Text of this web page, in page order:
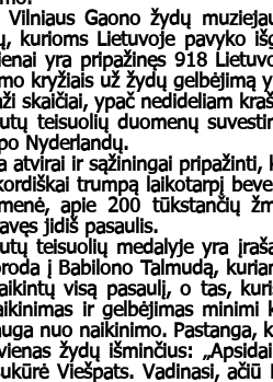
Vilniaus Gaono žydų
kurioms Lietuvoje pavyko
yra pripažinęs 918
kryžiais už žydų gelbėjimą
skaičiai, ypač nedideliam
Nyderlandų.
trumpą laikotarpį
apie 200 tūkstančių
jidiš pasaulis.
į Babilono Talmudą,
visą pasaulį, o tas,
ir gelbėjimas
nuo naikinimo. Pastanga,
Viešpats. Vadinasi,